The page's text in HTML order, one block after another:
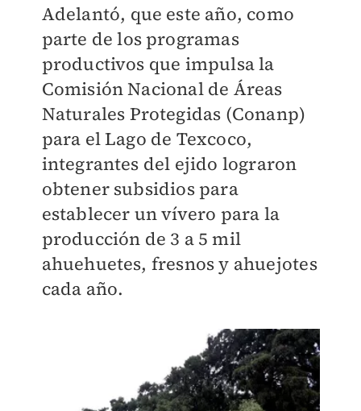
Adelantó, que este año, como
parte de los programas
productivos que impulsa la
Comisión Nacional de Áreas
Naturales Protegidas (Conanp)
para el Lago de Texcoco,
integrantes del ejido lograron
obtener subsidios para
establecer un vívero para la
producción de 3 a 5 mil
ahuehuetes, fresnos y ahuejotes
cada año.